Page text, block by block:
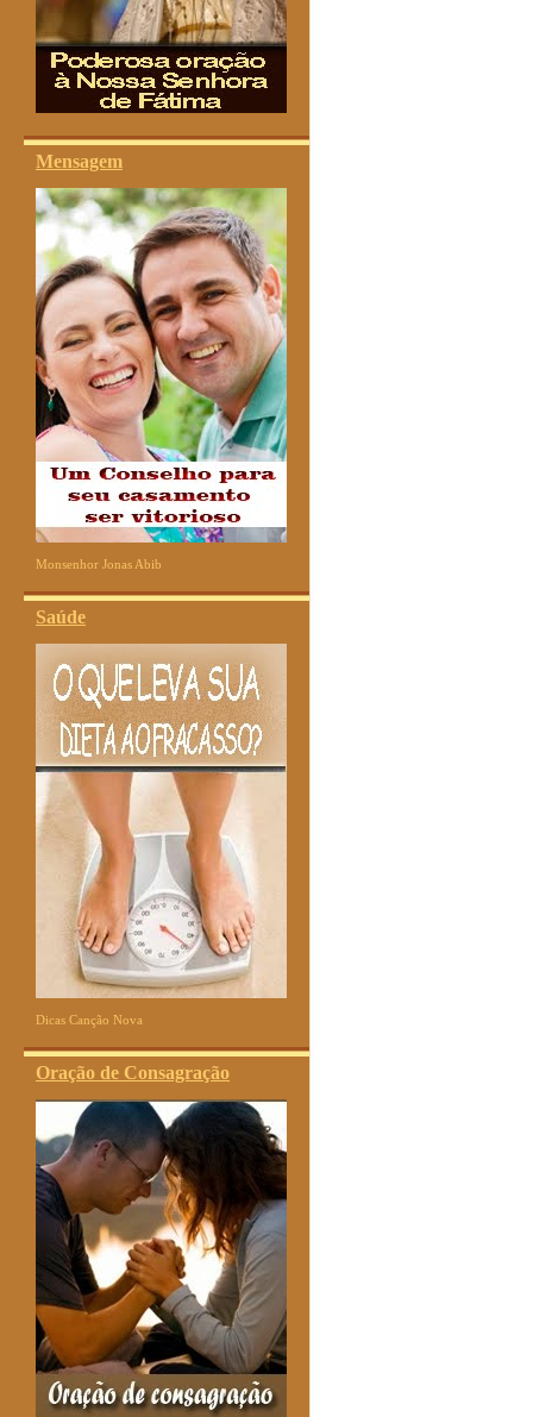
Mensagem
Monsenhor Jonas Abib
Saúde
Dicas Canção Nova
Oração de Consagração